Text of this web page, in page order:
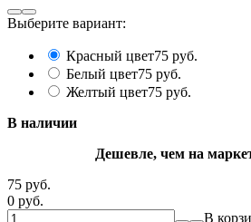
Выберите вариант:
Красный цвет75 руб.
Белый цвет75 руб.
Желтый цвет75 руб.
В наличии
Дешевле, чем на
75 руб.
0 руб.
В